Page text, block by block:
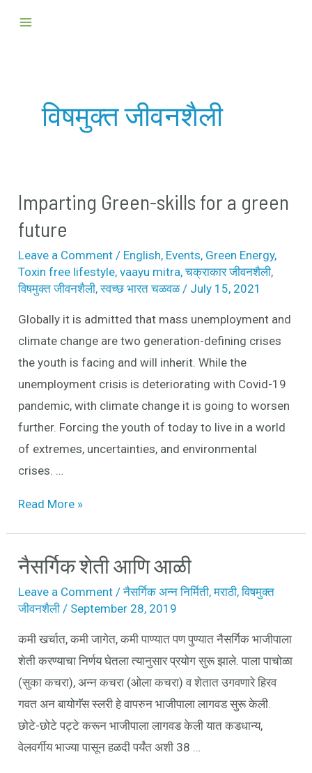
Main
विषमुक्त जीवनशैली
Imparting Green-skills for a green
future
Leave a Comment / English, Events, Green Energy,
Toxin free lifestyle,vaayu mitra,चक्राकार जीवनशैली,
विषमुक्त जीवनशैली,स्वच्छ भारत चळवळ/ July 15, 2021
Globally it is admitted that mass unemployment and
climate change are two generation-defining crises
the youth is facing and will inherit. While the
unemployment crisis is deteriorating with Covid-19
pandemic, with climate change it is going to worsen
further. Forcing the youth of today to live in a world
of extremes, uncertainties, and environmental
crises. …
Imparting
Green-
skills
for
a
future
Read More »
नैसर्गिक शेती आणि आळी
Leave a Comment /नैसर्गिक अन्न निर्मिती,मराठी,विषमुक्त
जीवनशैली / September 28, 2019
कमी खर्चात, कमी जागेत, कमी पाण्यात पण पुण्यात नैसर्गिक भाजीपाला
शेती करण्याचा निर्णय घेतला त्यानुसार प्रयोग सुरू झाले. पाला पाचोळा
(सुका कचरा), अन्न कचरा (ओला कचरा) व शेतात उगवणारे हिरव
गवत अन बायोगॅस स्लरी हे वापरुन भाजीपाला लागवड सुरू केली.
छोटे-छोटे पट्टे करून भाजीपाला लागवड केली यात कडधान्य,
वेलवर्गीय भाज्या पासून हळदी पर्यंत अशी 38 …
नैसर्गिक
आणि